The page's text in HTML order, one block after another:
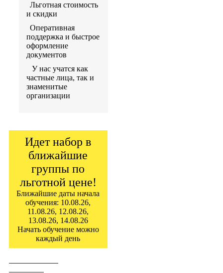
Льготная стоимость
и скидки
Оперативная
поддержка и быстрое
оформление
документов
У нас учатся как
частные лица, так и
знаменитые
организации
Идет набор в
ближайшие
группы по
льготной цене!
Ближайшие даты начала
обучения: 10.08.26,
11.08.26, 12.08.26,
13.08.26, 14.08.26
Начать обучение можно
каждый день